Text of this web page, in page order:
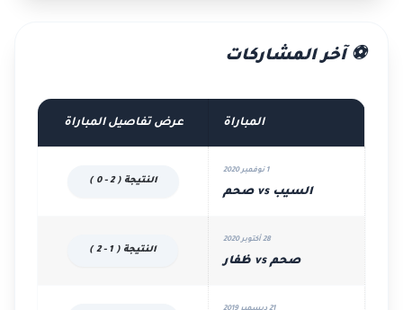
⚽ آخر المشاركات
المباراة عرض تفاصيل المباراة
1 نوفمبر 2020
السيب vs صحم
النتيجة ( 2 - 0 )
28 أكتوبر 2020
صحم vs ظفار
النتيجة ( 1 - 2 )